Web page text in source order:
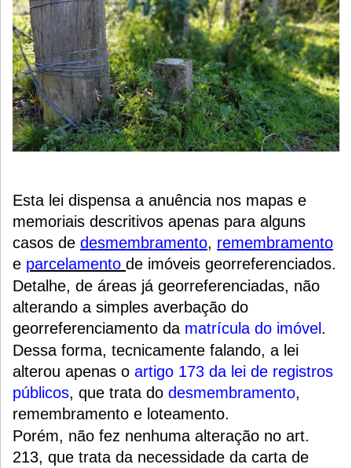
Esta lei dispensa a anuência nos mapas e
memoriais descritivos apenas para alguns
casos de desmembramento, remembramento
e parcelamento de imóveis georreferenciados.
Detalhe, de áreas já georreferenciadas, não
alterando a simples averbação do
georreferenciamento da matrícula do imóvel .
Dessa forma, tecnicamente falando, a lei
alterou apenas o artigo 173 da lei de registros
públicos, que trata do desmembramento,
remembramento e loteamento.
Porém, não fez nenhuma alteração no art.
213, que trata da necessidade da carta de